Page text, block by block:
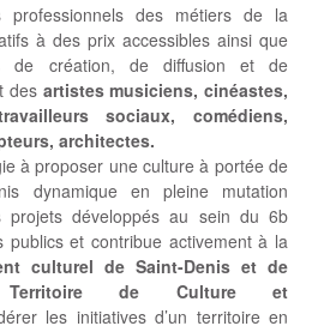
des métiers de la
à des prix accessibles ainsi que
de création, de diffusion et de
des artistes musiciens, cinéastes,
sociaux, comédiens,
architectes.
à proposer une culture à portée de
dynamique en pleine mutation
projets développés au sein du 6b
publics et contribue activement à la
culturel de Saint-Denis et de
Territoire de Culture et
les initiatives d’un territoire en